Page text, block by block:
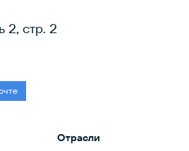
2, стр. 2
Отрасли